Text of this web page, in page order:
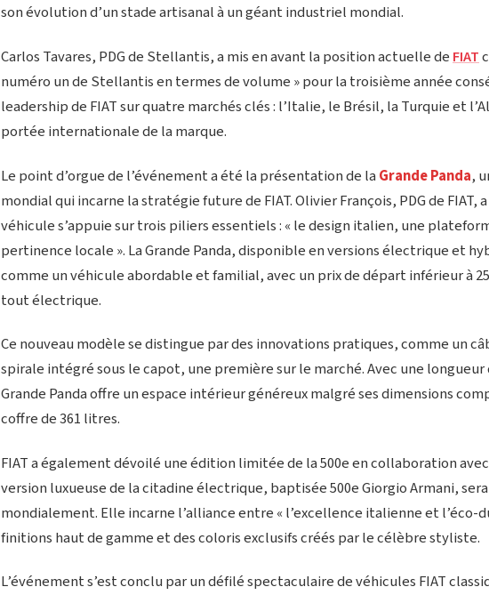
son évolution d’un stade artisanal à un géant industriel mondial.
Carlos Tavares, PDG de Stellantis, a mis en avant la position actuelle deFIAT
numéro un de Stellantis en termes de volume » pour la troisième année
leadership de FIAT sur quatre marchés clés : l’Italie, le Brésil, la Turquie et
portée internationale de la marque.
Le point d’orgue de l’événement a été la présentation de la Grande Panda,
mondial qui incarne la stratégie future de FIAT. Olivier François, PDG de FIAT,
véhicule s’appuie sur trois piliers essentiels : « le design italien, une
pertinence locale ». La Grande Panda, disponible en versions électrique et
comme un véhicule abordable et familial, avec un prix de départ inférieur à
tout électrique.
Ce nouveau modèle se distingue par des innovations pratiques, comme un
spirale intégré sous le capot, une première sur le marché. Avec une longueur
Grande Panda offre un espace intérieur généreux malgré ses dimensions
coffre de 361 litres.
FIAT a également dévoilé une édition limitée de la 500e en collaboration
version luxueuse de la citadine électrique, baptisée 500e Giorgio Armani,
mondialement. Elle incarne l’alliance entre « l’excellence italienne et l’éco-
finitions haut de gamme et des coloris exclusifs créés par le célèbre styliste.
L’événement s’est conclu par un défilé spectaculaire de véhicules FIAT